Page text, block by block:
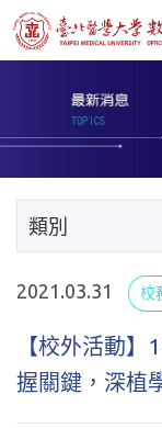
類別
2021.03.31 校
【校外活動
握關鍵，深植